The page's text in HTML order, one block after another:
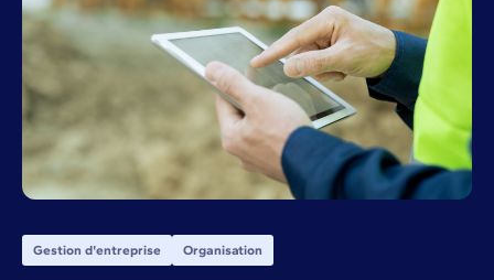
Gestion d'entreprise Organisation